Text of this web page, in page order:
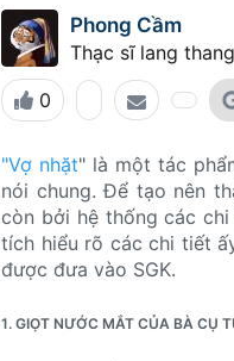
Phong Cầm
Thạc sĩ lang
0
"Vợ nhặt" là một tác
nói chung. Để tạo nên
còn bởi hệ thống các
tích hiểu rõ các chi tiết
được đưa vào SGK.
1. GIỌT NƯỚC MẮT CỦA BÀ CỤ